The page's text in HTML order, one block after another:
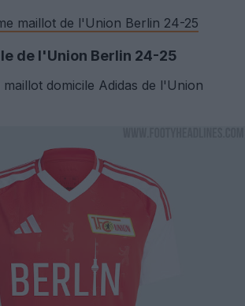
maillot de l'Union Berlin 24-25
de l'Union Berlin 24-25
domicile Adidas de l'Union